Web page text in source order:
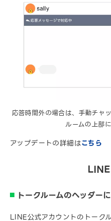
応答時間外の場合は、手動チャ
ルームの上部
アップデートの詳細はこちら
トークルームのヘッダー
LINE公式アカウントのトーク